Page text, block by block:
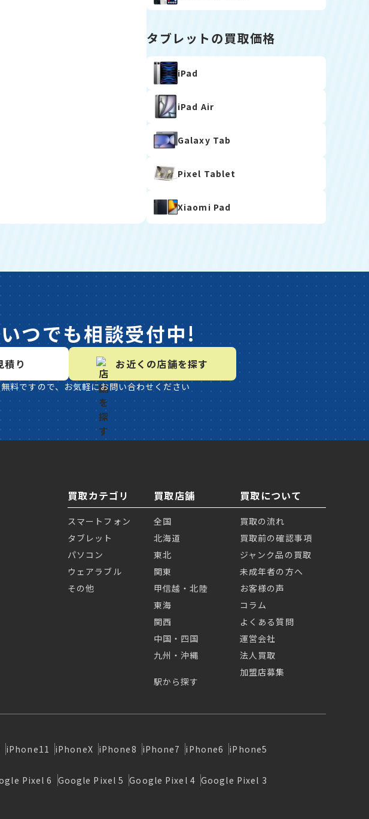
タブレットの買取価格
iPad
iPad Air
Galaxy Tab
Pixel Tablet
Xiaomi Pad
つでも相談受付中!
積り お近くの店舗を探す
料ですので、お気軽にお問い合わせください
買取カテゴリ
スマートフォン
タブレット
パソコン
ウェアラブル
その他
買取店舗
全国
北海道
東北
関東
甲信越・北陸
東海
関西
中国・四国
九州・沖縄
駅から探す
買取について
買取の流れ
買取前の確認事項
ジャンク品の買取
未成年者の方へ
お客様の声
コラム
よくある質問
運営会社
法人買取
加盟店募集
iPhone11 iPhoneX iPhone8 iPhone7 iPhone6 iPhone5
Pixel 6 Google Pixel 5 Google Pixel 4 Google Pixel 3